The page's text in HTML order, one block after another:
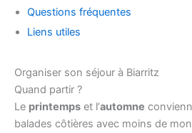
Questions fréquentes
Liens utiles
Organiser son séjour à Biarritz
Quand partir ?
Le printemps et l’automne
balades côtières avec moins de